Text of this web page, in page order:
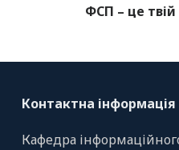
ФСП – це
Контактна інформація
Кафедра